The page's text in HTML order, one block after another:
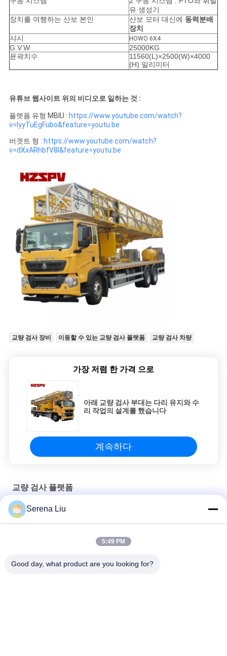
유 생성기
장치를 여행하는 산보 본인
산보 모터 대신에 동력분배
장치
샤시
HOWO 6X4
G.V.W
25000KG
윤곽치수
11560(L)×2500(W)×4000
(H) 밀리미터
유튜브 웹사이트 위의 비디오로 일하는 것 :
플랫폼 유형 MBIU : https://www.youtube.com/watch?
v=IyyTuEgFubo&feature=youtu.be
버겟트 형 : https://www.youtube.com/watch?
v=dXxARhbfV8I&feature=youtu.be
교량 검사 장비 이동할 수 있는 교량 검사 플랫폼 교량 검사 차량
가장 저렴 한 가격 으로
아래 교량 검사 부대는 다리 유지와 수
리 작업의 설계를 했습니다
계속하다
교량 검사 플랫폼
직업적인 교량 검사 플랫폼 높은 능률적인 Underbridge 검사 단위
Serena Liu
5:49 PM
Good day, what product are you looking for?